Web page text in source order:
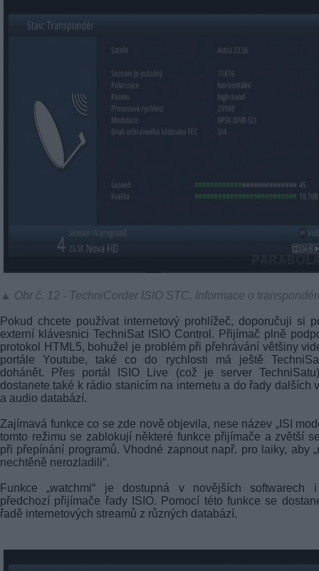
▲ Obr č. 12 - TechniCorder ISIO STC, Informace o
Pokud chcete používat internetový prohlížeč, doporučuji si
externí klávesnici TechniSat ISIO Control. Přijímač plně
protokol HTML5, bohužel je problém při přehrávání většiny
portále Youtube, také co do rychlosti má ještě
dohánět. Přes portál ISIO Live (což je server
dostanete také k rádio stanicím na internetu a do řady dalších
a audio databází.
Zajímavá funkce co se zde nově objevila, nese název „ISI
tomto režimu se zablokují některé funkce přijímače a zvětší
při přepínání programů. Vhodné zapnout např. pro laiky, aby
nechtěně nerozladili“.
Funkce „watchmi“ je dostupná v novějších softwarech
předchozí přijímače řady ISIO. Pomocí této funkce se
řadě internetových streamů z různých databází.